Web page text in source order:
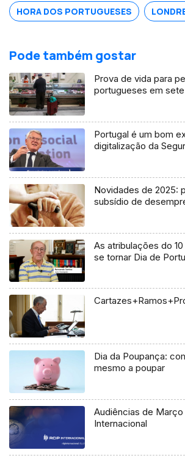
HORA DOS PORTUGUESES
Pode também gostar
Prova de vida para
portugueses em
Portugal é um bom
digitalização da
Novidades de 2025:
subsídio de
As atribulações do
se tornar Dia de
Dia da Poupança:
mesmo a poupar
Audiências de Março
Internacional